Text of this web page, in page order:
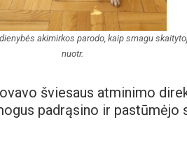
akimirkos parodo, kaip smagu
nuotr.
šviesaus atminimo
padrąsino ir